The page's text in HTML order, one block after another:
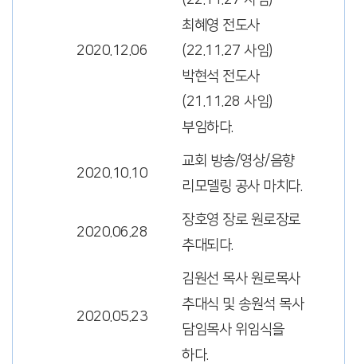
2020.12.06
최혜영 전도사
(22.11.27 사임)
박현석 전도사
(21.11.28 사임)
부임하다.
2020.10.10
교회 방송/영상/음향
리모델링 공사 마치다.
2020.06.28
장호영 장로 원로장로
추대되다.
2020.05.23
김원선 목사 원로목사
추대식 및 송원석 목사
담임목사 위임식을
하다.